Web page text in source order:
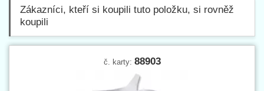
Zákazníci, kteří si koupili tuto položku, si rovněž
koupili
č. karty: 88903